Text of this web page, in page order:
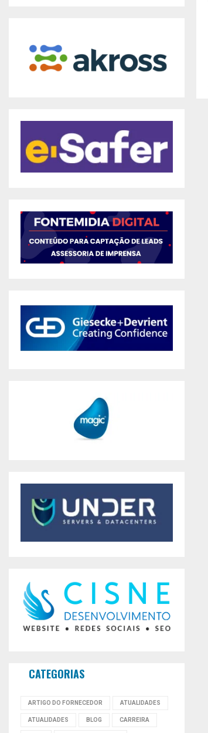
CATEGORIAS
ARTIGO DO FORNECEDOR ATUALIDADES
ATUALIDADES BLOG CARREIRA